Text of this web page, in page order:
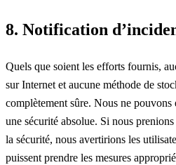
8. Notification
Quels que soient les efforts fournis,
sur Internet et aucune méthode de
complètement sûre. Nous ne pouvons
une sécurité absolue. Si nous
la sécurité, nous avertirions les
puissent prendre les mesures